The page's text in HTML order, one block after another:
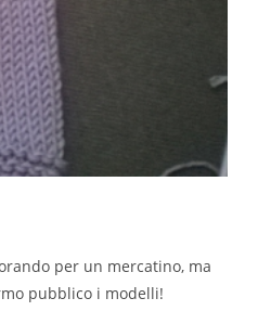
per un mercatino, ma
pubblico i modelli!